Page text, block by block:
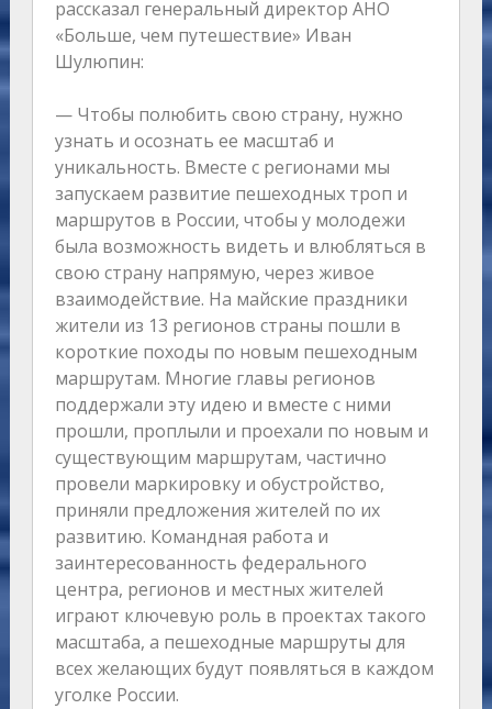
рассказал генеральный директор АНО
«Больше, чем путешествие» Иван
Шулюпин:
— Чтобы полюбить свою страну, нужно
узнать и осознать ее масштаб и
уникальность. Вместе с регионами мы
запускаем развитие пешеходных троп и
маршрутов в России, чтобы у молодежи
была возможность видеть и влюбляться в
свою страну напрямую, через живое
взаимодействие. На майские праздники
жители из 13 регионов страны пошли в
короткие походы по новым пешеходным
маршрутам. Многие главы регионов
поддержали эту идею и вместе с ними
прошли, проплыли и проехали по новым и
существующим маршрутам, частично
провели маркировку и обустройство,
приняли предложения жителей по их
развитию. Командная работа и
заинтересованность федерального
центра, регионов и местных жителей
играют ключевую роль в проектах такого
масштаба, а пешеходные маршруты для
всех желающих будут появляться в каждом
уголке России.